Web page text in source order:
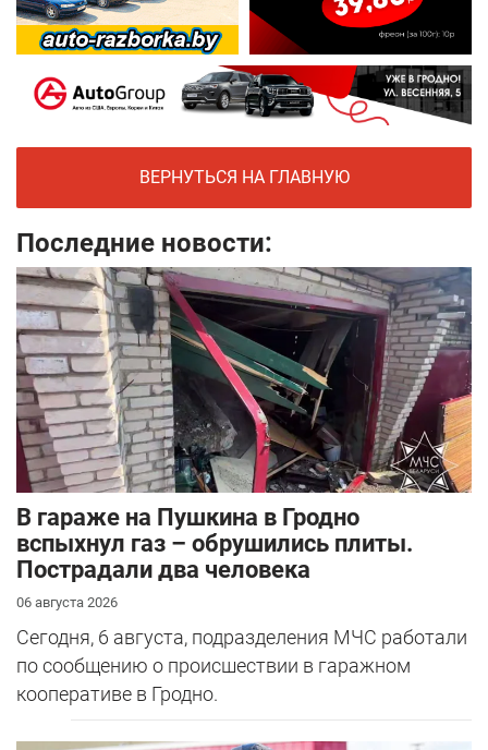
ВЕРНУТЬСЯ НА ГЛАВНУЮ
Последние новости:
В гараже на Пушкина в Гродно
вспыхнул газ – обрушились плиты.
Пострадали два человека
06 августа 2026
Сегодня, 6 августа, подразделения МЧС работали
по сообщению о происшествии в гаражном
кооперативе в Гродно.